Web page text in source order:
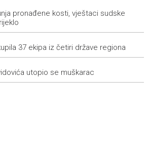
Šerifović večeras se zatvara
Travnik 2026'
- Gunja pronađene kosti, vještaci
porijeklo
okupila 37 ekipa iz četiri države
pronađene kosti, vještaci sudske
37 ekipa iz četiri države regiona
utopio se muškarac